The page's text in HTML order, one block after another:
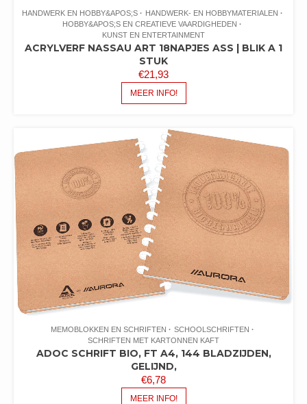
HANDWERK EN HOBBY&APOS;S
HANDWERK- EN HOBBYMATERIALEN
HOBBY&APOS;S EN CREATIEVE VAARDIGHEDEN
KUNST EN ENTERTAINMENT
ACRYLVERF NASSAU ART 18NAPJES ASS | BLIK A 1
STUK
€21,93
MEER INFO!
MEMOBLOKKEN EN SCHRIFTEN
SCHOOLSCHRIFTEN
SCHRIFTEN MET KARTONNEN KAFT
ADOC SCHRIFT BIO, FT A4, 144 BLADZIJDEN,
GELIJND,
€6,78
MEER INFO!